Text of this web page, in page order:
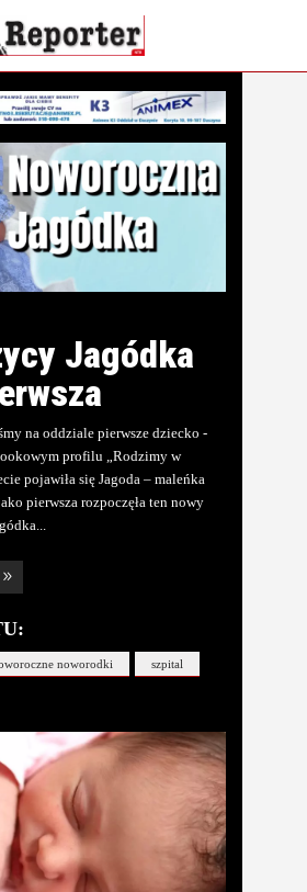
Jagódka
na oddziale pierwsze dziecko -
profilu „Rodzimy w
pojawiła się Jagoda – maleńka
pierwsza rozpoczęła ten nowy
noworodki szpital